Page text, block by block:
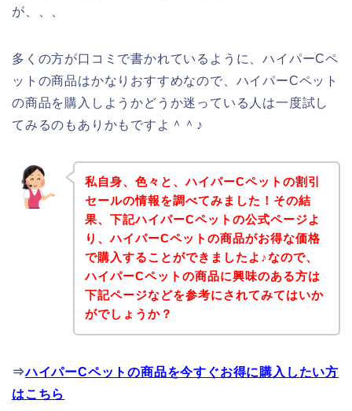
が、、、
多くの方が口コミで書かれているように、ハイパーCペ
ットの商品はかなりおすすめなので、ハイパーCペット
の商品を購入しようかどうか迷っている人は一度試し
てみるのもありかもですよ＾＾♪
私自身、色々と、ハイパーCペットの割引
セールの情報を調べてみました！その結
果、下記ハイパーCペットの公式ページよ
り、ハイパーCペットの商品がお得な価格
で購入することができましたよ♪なので、
ハイパーCペットの商品に興味のある方は
下記ページなどを参考にされてみてはいか
がでしょうか？
⇒ハイパーCペットの商品を今すぐお得に購入したい方
はこちら